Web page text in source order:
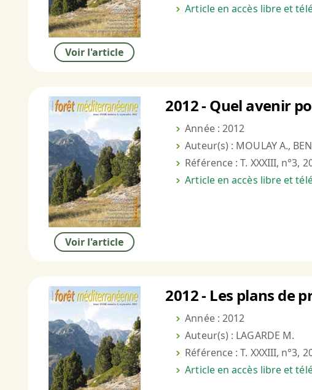
Voir l'article
Article en accès libre et
Voir l'article
2012 - Quel avenir
Année : 2012
Auteur(s) : MOULAY A.,
Référence : T. XXXIII, n°3,
Article en accès libre et
2012 - Les plans de
Année : 2012
Auteur(s) : LAGARDE M.
Référence : T. XXXIII, n°3,
Article en accès libre et